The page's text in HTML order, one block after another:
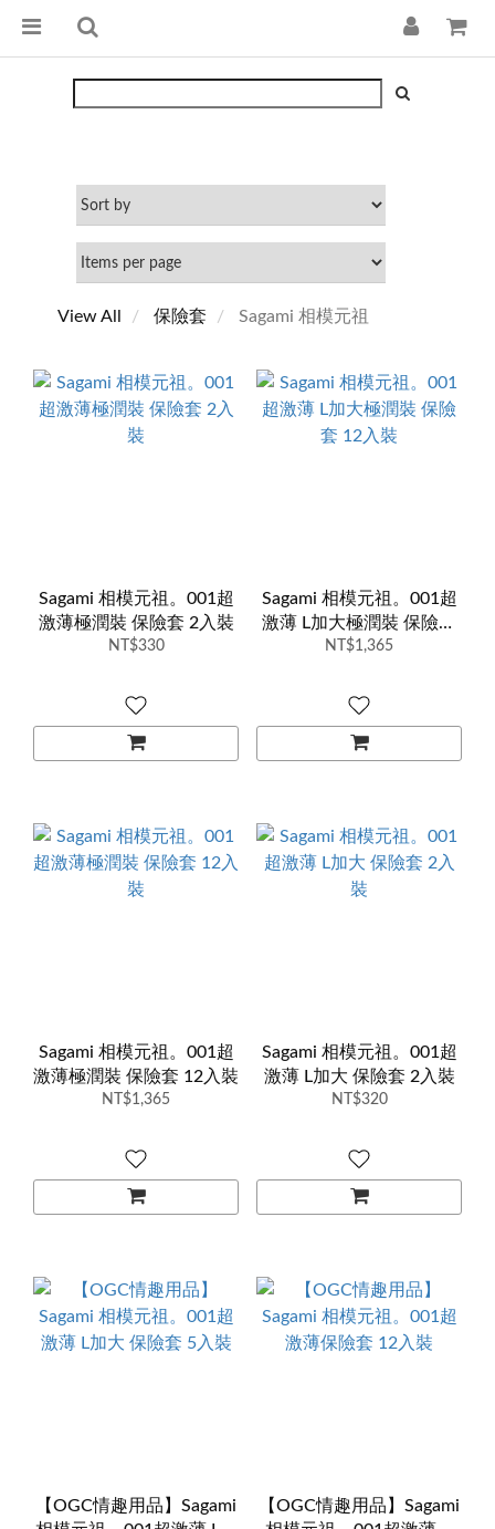
View All 保險套 Sagami 相模元祖
Sagami 相模元祖。001超
激薄極潤裝 保險套 2入裝
NT$330
Sagami 相模元祖。001超
激薄 L加大極潤裝 保險套
12入裝
NT$1,365
Sagami 相模元祖。001超
激薄極潤裝 保險套 12入裝
NT$1,365
Sagami 相模元祖。001超
激薄 L加大 保險套 2入裝
NT$320
【OGC情趣用品】Sagami
【OGC情趣用品】Sagami